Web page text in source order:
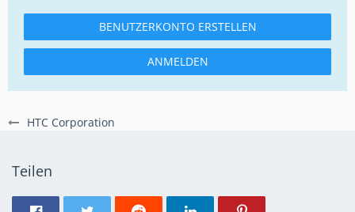
HTC Corporation
BENUTZERKONTO ERSTELLEN
ANMELDEN
Teilen